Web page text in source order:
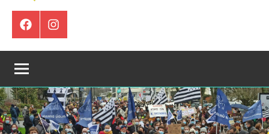
Pour
Que
Vivent
Nos
Langues
Élément
de
menu
Instagram